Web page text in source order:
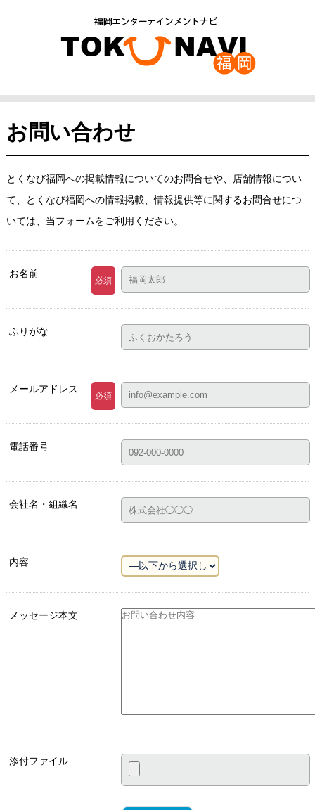
お問い合わせ
とくなび福岡への掲載情報についてのお問合せや、店舗情報につい
て、とくなび福岡への情報掲載、情報提供等に関するお問合せにつ
いては、当フォームをご利用ください。
お名前
必須
ふりがな
メールアドレス
必須
電話番号
会社名・組織名
内容
メッセージ本文
添付ファイル